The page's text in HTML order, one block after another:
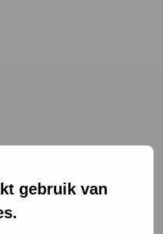
gebruik van